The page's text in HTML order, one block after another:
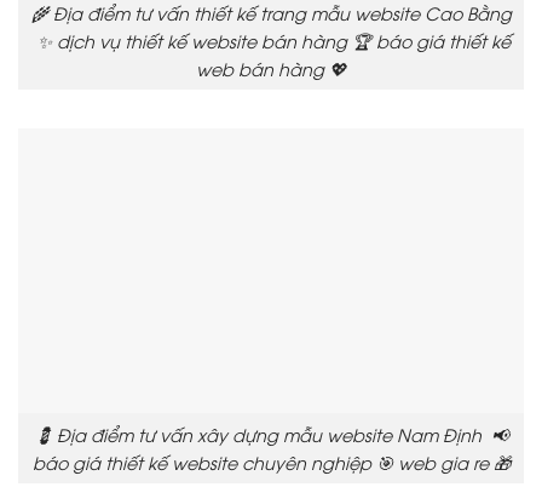
🌾 Địa điểm tư vấn thiết kế trang mẫu website Cao Bằng
✨ dịch vụ thiết kế website bán hàng 🏆 báo giá thiết kế
web bán hàng 💖
💈 Địa điểm tư vấn xây dựng mẫu website Nam Định 📢
báo giá thiết kế website chuyên nghiệp 🎯 web gia re 🎁